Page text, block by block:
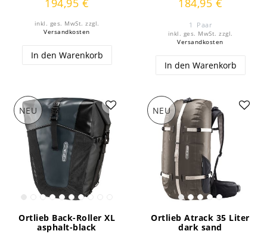
inkl. ges. MwSt. zzgl.
Versandkosten
In den Warenkorb
1 Paar
inkl. ges. MwSt. zzgl.
Versandkosten
In den Warenkorb
NEU
Ortlieb Back-Roller XL
asphalt-black
NEU
Ortlieb Atrack 35 Liter
dark sand